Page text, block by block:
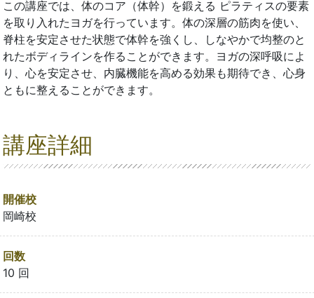
この講座では、体のコア（体幹）を鍛える ピラティスの要素
を取り入れたヨガを行っています。体の深層の筋肉を使い、
脊柱を安定させた状態で体幹を強くし、しなやかで均整のと
れたボディラインを作ることができます。ヨガの深呼吸によ
り、心を安定させ、内臓機能を高める効果も期待でき、心身
ともに整えることができます。
講座詳細
開催校
岡崎校
回数
10 回